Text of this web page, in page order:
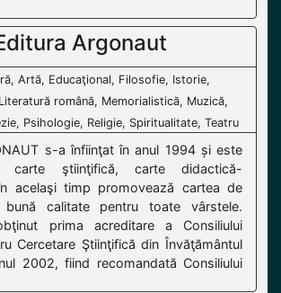
Argonaut
Artă, Educaţional, Filosofie, Istorie,
română, Memorialistică, Muzică,
Psihologie, Religie, Spiritualitate, Teatru
s-a înfiinţat în anul 1994 și este
carte ştiinţifică, carte didactică-
acelaşi timp promovează cartea de
calitate pentru toate vârstele.
prima acreditare a Consiliului
Cercetare Ştiinţifică din Învăţământul
2002, fiind recomandată Consiliului